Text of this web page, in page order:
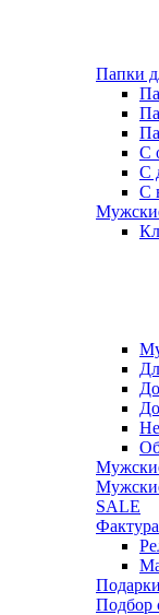
Папки
С
С
С
SALE
Подарки
Подбор